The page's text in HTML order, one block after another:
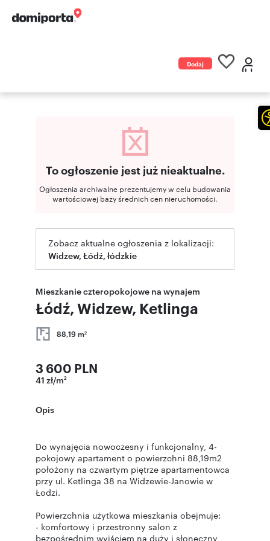
Dodaj
To ogłoszenie jest już nieaktualne.
Ogłoszenia archiwalne prezentujemy w celu budowania
wartościowej bazy średnich cen nieruchomości.
Zobacz aktualne ogłoszenia z lokalizacji:
Widzew, Łódź, łódzkie
Mieszkanie czteropokojowe na wynajem
Łódź, Widzew, Ketlinga
88,19 m2
3 600 PLN
41 zł/m2
Opis
Do wynajęcia nowoczesny i funkcjonalny, 4-
pokojowy apartament o powierzchni 88,19m2
położony na czwartym piętrze apartamentowca
przy ul. Ketlinga 38 na Widzewie-Janowie w
Łodzi.
Powierzchnia użytkowa mieszkania obejmuje:
- komfortowy i przestronny salon z
bezpośrednim wyjściem na duży i słoneczny